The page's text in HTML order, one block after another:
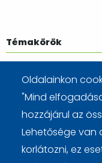
Témakörök
PRAKTIKUS
CIKKEK
Oldalainkon
"Mind
hozzájárul az
Lehetősége van
korlátozni, ez